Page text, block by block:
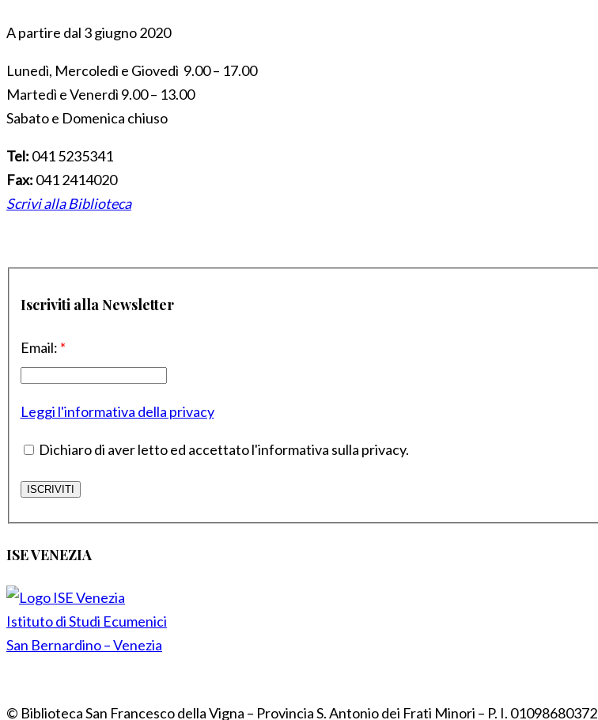
A partire dal 3 giugno 2020
Lunedì, Mercoledì e Giovedì 9.00 – 17.00
Martedì e Venerdì 9.00 – 13.00
Sabato e Domenica chiuso
Tel: 041 5235341
Fax: 041 2414020
Scrivi alla Biblioteca
Iscriviti alla Newsletter
Email: *
Leggi l'informativa della privacy
Dichiaro di aver letto ed accettato l'informativa sulla privacy.
ISE VENEZIA
Istituto di Studi Ecumenici
San Bernardino – Venezia
© Biblioteca San Francesco della Vigna – Provincia S. Antonio dei Frati Minori – P. I. 01098680372